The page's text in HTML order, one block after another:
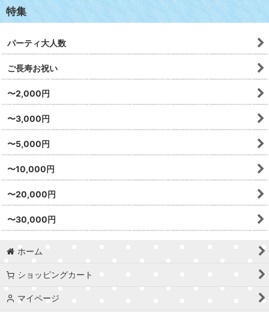
特集
パーティ大人数
ご長寿お祝い
〜2,000円
〜3,000円
〜5,000円
〜10,000円
〜20,000円
〜30,000円
ホーム
ショッピングカート
マイページ